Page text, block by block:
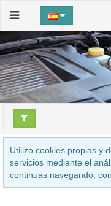
Utilizo cookies propias y
servicios mediante el
continuas navegando,